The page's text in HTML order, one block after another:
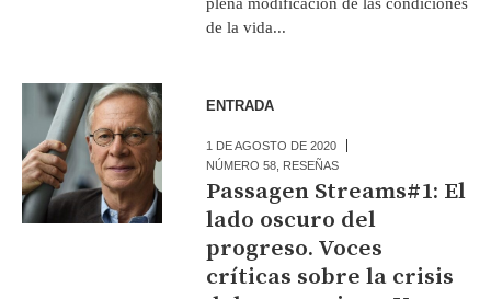
de la vida...
ENTRADA
1 DE AGOSTO DE 2020
NÚMERO 58 RESEÑAS
Passagen Streams#1: El
lado oscuro del
progreso. Voces
críticas sobre la crisis